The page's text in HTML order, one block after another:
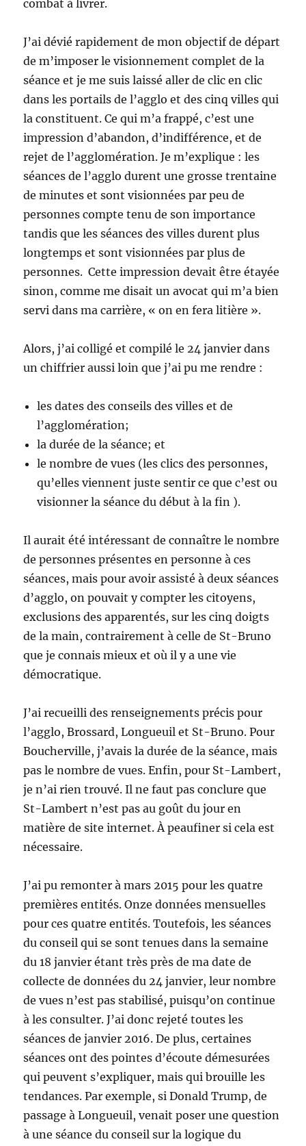
combat à livrer.
J’ai dévié rapidement de mon objectif de départ
de m’imposer le visionnement complet de la
séance et je me suis laissé aller de clic en clic
dans les portails de l’agglo et des cinq villes qui
la constituent. Ce qui m’a frappé, c’est une
impression d’abandon, d’indifférence, et de
rejet de l’agglomération. Je m’explique : les
séances de l’agglo durent une grosse trentaine
de minutes et sont visionnées par peu de
personnes compte tenu de son importance
tandis que les séances des villes durent plus
longtemps et sont visionnées par plus de
personnes. Cette impression devait être étayée
sinon, comme me disait un avocat qui m’a bien
servi dans ma carrière, « on en fera litière ».
Alors, j’ai colligé et compilé le 24 janvier dans
un chiffrier aussi loin que j’ai pu me rendre :
les dates des conseils des villes et de
l’agglomération;
la durée de la séance; et
le nombre de vues (les clics des personnes,
qu’elles viennent juste sentir ce que c’est ou
visionner la séance du début à la fin ).
Il aurait été intéressant de connaître le nombre
de personnes présentes en personne à ces
séances, mais pour avoir assisté à deux séances
d’agglo, on pouvait y compter les citoyens,
exclusions des apparentés, sur les cinq doigts
de la main, contrairement à celle de St-Bruno
que je connais mieux et où il y a une vie
démocratique.
J’ai recueilli des renseignements précis pour
l’agglo, Brossard, Longueuil et St-Bruno. Pour
Boucherville, j’avais la durée de la séance, mais
pas le nombre de vues. Enfin, pour St-Lambert,
je n’ai rien trouvé. Il ne faut pas conclure que
St-Lambert n’est pas au goût du jour en
matière de site internet. À peaufiner si cela est
nécessaire.
J’ai pu remonter à mars 2015 pour les quatre
premières entités. Onze données mensuelles
pour ces quatre entités. Toutefois, les séances
du conseil qui se sont tenues dans la semaine
du 18 janvier étant très près de ma date de
collecte de données du 24 janvier, leur nombre
de vues n’est pas stabilisé, puisqu’on continue
à les consulter. J’ai donc rejeté toutes les
séances de janvier 2016. De plus, certaines
séances ont des pointes d’écoute démesurées
qui peuvent s’expliquer, mais qui brouille les
tendances. Par exemple, si Donald Trump, de
passage à Longueuil, venait poser une question
à une séance du conseil sur la logique du